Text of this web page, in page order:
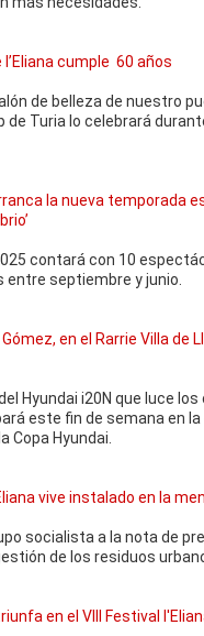
cumple 60 años
de belleza de nuestro
de Turia lo celebrará
la nueva temporada
contará con 10
entre septiembre y junio.
en el Rarrie Villa de
Hyundai i20N que luce los
este fin de semana en
Copa Hyundai.
vive instalado en la
socialista a la nota de
de los residuos
en el VIII Festival